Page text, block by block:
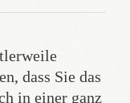
dass Sie das
in einer ganz